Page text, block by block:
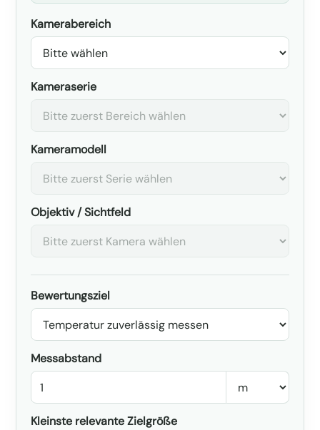
Kamerabereich
Kameraserie
Kameramodell
Objektiv / Sichtfeld
Bewertungsziel
Messabstand
Kleinste relevante Zielgröße